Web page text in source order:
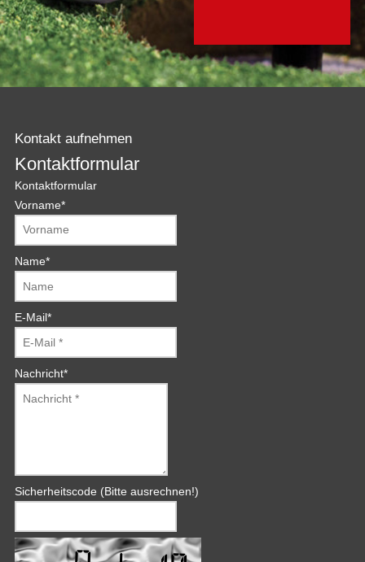
Kontakt aufnehmen
Kontaktformular
Kontaktformular
Vorname*
Name*
E-Mail*
Nachricht*
Sicherheitscode (Bitte ausrechnen!)